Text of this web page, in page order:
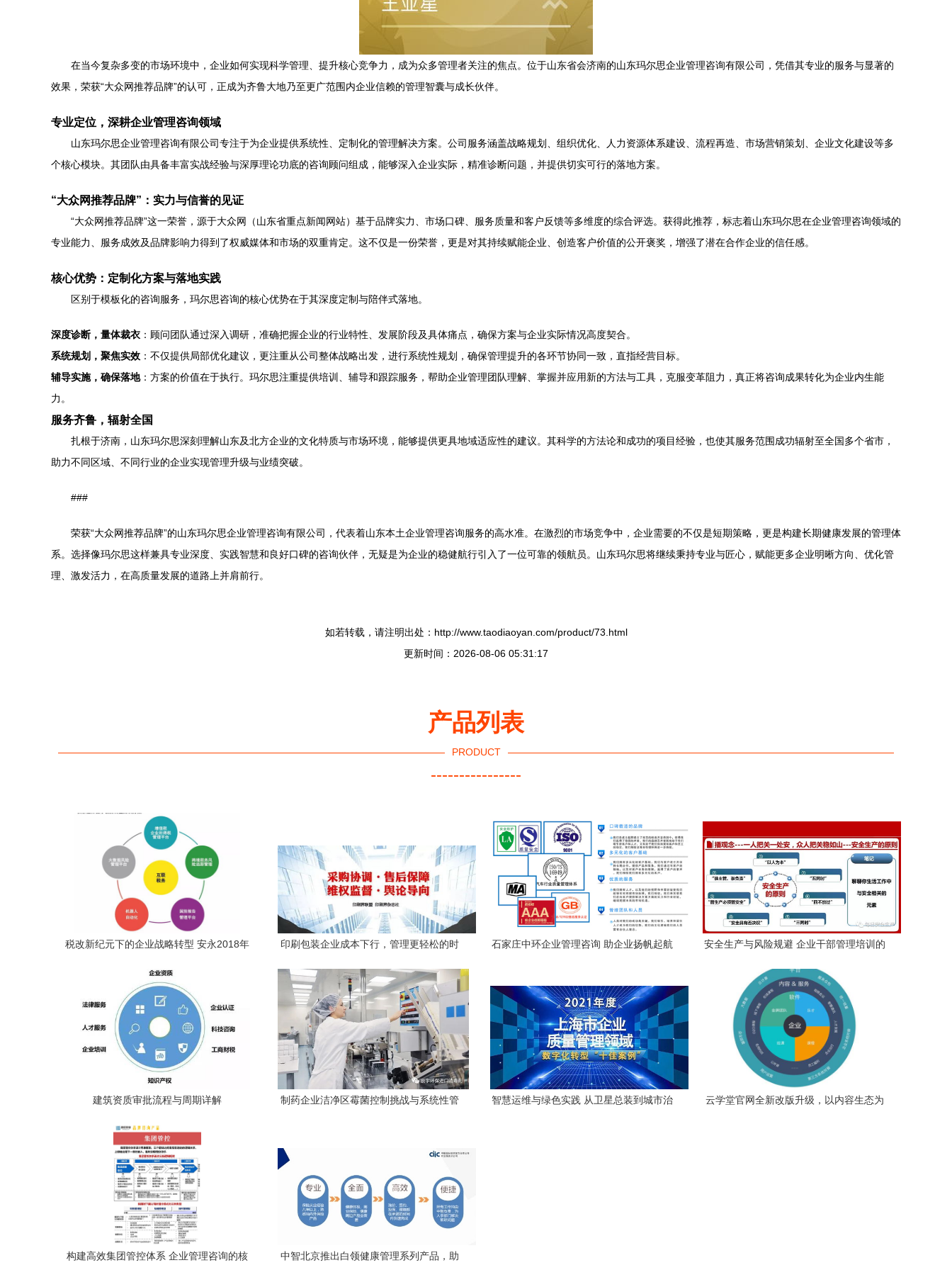
在当今复杂多变的市场环境中，企业如何实现科学管理、提升核心竞争力，成为众多管理者关注的焦点。位于山东省会济南的山东玛尔思企业管理咨询有限公司，凭借其专业的服务与显著的
效果，荣获“大众网推荐品牌”的认可，正成为齐鲁大地乃至更广范围内企业信赖的管理智囊与成长伙伴。
专业定位，深耕企业管理咨询领域
山东玛尔思企业管理咨询有限公司专注于为企业提供系统性、定制化的管理解决方案。公司服务涵盖战略规划、组织优化、人力资源体系建设、流程再造、市场营销策划、企业文化建设等多
个核心模块。其团队由具备丰富实战经验与深厚理论功底的咨询顾问组成，能够深入企业实际，精准诊断问题，并提供切实可行的落地方案。
“大众网推荐品牌”：实力与信誉的见证
“大众网推荐品牌”这一荣誉，源于大众网（山东省重点新闻网站）基于品牌实力、市场口碑、服务质量和客户反馈等多维度的综合评选。获得此推荐，标志着山东玛尔思在企业管理咨询领域的
专业能力、服务成效及品牌影响力得到了权威媒体和市场的双重肯定。这不仅是一份荣誉，更是对其持续赋能企业、创造客户价值的公开褒奖，增强了潜在合作企业的信任感。
核心优势：定制化方案与落地实践
区别于模板化的咨询服务，玛尔思咨询的核心优势在于其深度定制与陪伴式落地。
深度诊断，量体裁衣 ：顾问团队通过深入调研，准确把握企业的行业特性、发展阶段及具体痛点，确保方案与企业实际情况高度契合。
系统规划，聚焦实效 ：不仅提供局部优化建议，更注重从公司整体战略出发，进行系统性规划，确保管理提升的各环节协同一致，直指经营目标。
辅导实施，确保落地：方案的价值在于执行。玛尔思注重提供培训、辅导和跟踪服务，帮助企业管理团队理解、掌握并应用新的方法与工具，克服变革阻力，真正将咨询成果转化为企业内生能
力。
服务齐鲁，辐射全国
扎根于济南，山东玛尔思深刻理解山东及北方企业的文化特质与市场环境，能够提供更具地域适应性的建议。其科学的方法论和成功的项目经验，也使其服务范围成功辐射至全国多个省市，
助力不同区域、不同行业的企业实现管理升级与业绩突破。
###
荣获“大众网推荐品牌”的山东玛尔思企业管理咨询有限公司，代表着山东本土企业管理咨询服务的高水准。在激烈的市场竞争中，企业需要的不仅是短期策略，更是构建长期健康发展的管理体
系。选择像玛尔思这样兼具专业深度、实践智慧和良好口碑的咨询伙伴，无疑是为企业的稳健航行引入了一位可靠的领航员。山东玛尔思将继续秉持专业与匠心，赋能更多企业明晰方向、优化管
理、激发活力，在高质量发展的道路上并肩前行。
如若转载，请注明出处：http://www.taodiaoyan.com/product/73.html
更新时间：2026-08-06 05:31:17
产品列表
PRODUCT
----------------
税改新纪元下的企业战略转型 安永2018年
印刷包装企业成本下行，管理更轻松的时
石家庄中环企业管理咨询 助企业扬帆起航
安全生产与风险规避 企业干部管理培训的
建筑资质审批流程与周期详解
制药企业洁净区霉菌控制挑战与系统性管
智慧运维与绿色实践 从卫星总装到城市治
云学堂官网全新改版升级，以内容生态为
构建高效集团管控体系 企业管理咨询的核 中智北京推出白领健康管理系列产品，助